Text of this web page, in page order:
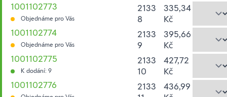
1001102773
Objednáme pro Vás
2133
8
335,34
Kč
1001102774
Objednáme pro Vás
2133
9
395,66
Kč
1001102775
K dodání: 9
2133
10
427,72
Kč
1001102776
2133
436,99